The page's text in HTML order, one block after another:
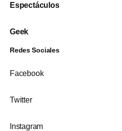
Espectáculos
Geek
Redes Sociales
Facebook
Twitter
Instagram